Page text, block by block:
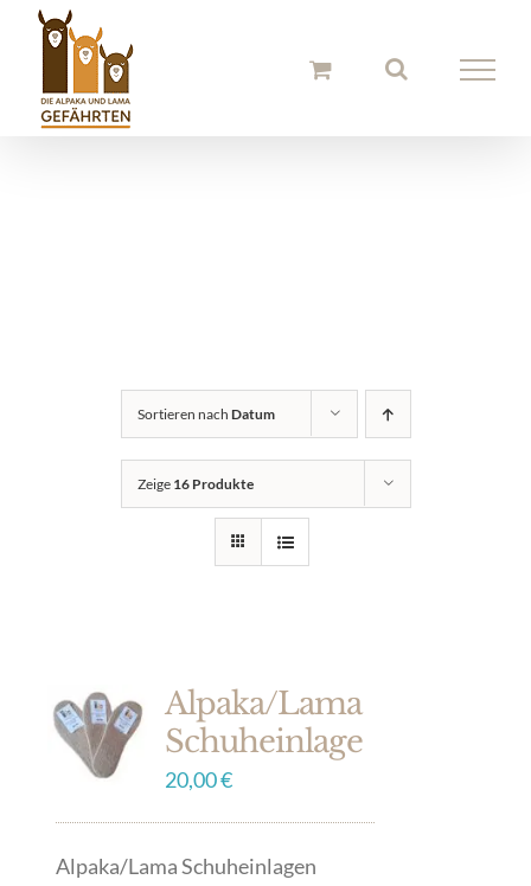
Zum
Inhalt
springen
Sortieren nach Datum
Zeige 16 Produkte
Alpaka/Lama
Schuheinlage
20,00€
Alpaka/Lama Schuheinlagen